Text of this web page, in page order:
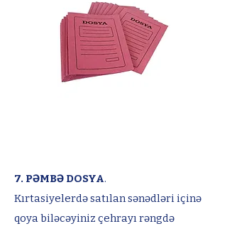
7. PƏMBƏ DOSYA.
Kırtasiyelerdə satılan sənədləri içinə
qoya biləcəyiniz çehrayı rəngdə